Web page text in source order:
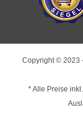
Copyright © 2023
* Alle Preise